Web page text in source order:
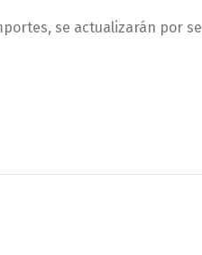
se actualizarán por